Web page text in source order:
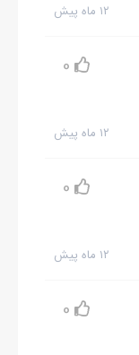
۱۲ ماه پیش
0
۱۲ ماه پیش
0
۱۲ ماه پیش
0